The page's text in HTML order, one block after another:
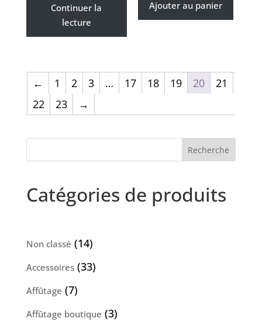
Continuer la
lecture
Ajouter au panier
← 1 2 3 … 17 18 19 20
21
22
23 →
Recherche
Catégories de produits
Non classé 1414
produits
Accessoires 3333
Affûtage 77
produits
Affûtage boutique 33